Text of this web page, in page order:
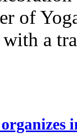
of
a